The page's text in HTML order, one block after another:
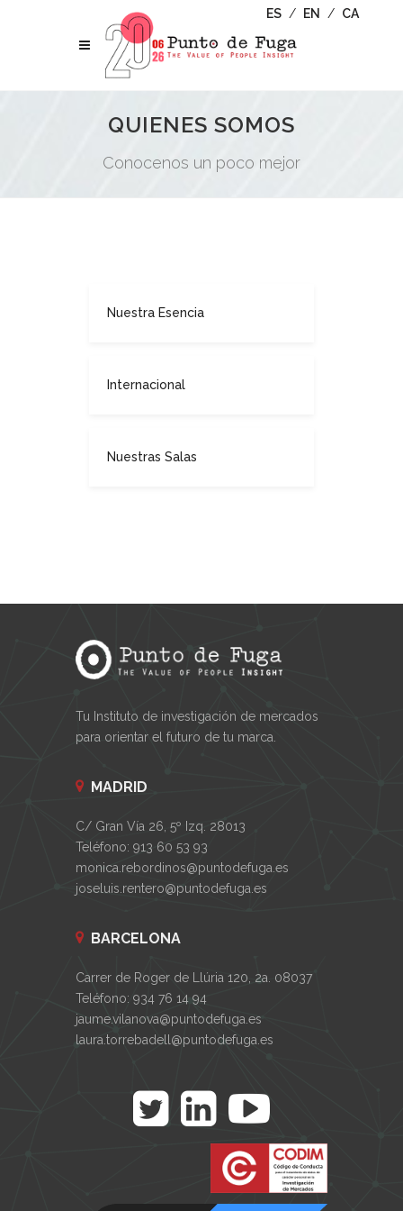
ES / EN / CA
QUIENES SOMOS
Conocenos un poco mejor
Nuestra Esencia
Internacional
Nuestras Salas
Tu Instituto de investigación de mercados
para orientar el futuro de tu marca.
MADRID
C/ Gran Vía 26, 5º Izq. 28013
Teléfono: 913 60 53 93
monica.rebordinos@puntodefuga.es
joseluis.rentero@puntodefuga.es
BARCELONA
Carrer de Roger de Llúria 120, 2a. 08037
Teléfono: 934 76 14 94
jaume.vilanova@puntodefuga.es
laura.torrebadell@puntodefuga.es